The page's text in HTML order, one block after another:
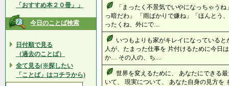
「おすすめ本２０冊」」
今日のことば検索
日付順で見る
（過去のことば）
全て見る(※探したい
「ことば」はコチラから)
「まったく不景気でいやになっちゃう
っ暗だわ」 「雨ばかりで嫌ね」「ほんとう
ったくね、外にで....
いつもよりも家がキレイになっている
人が、たまった仕事を 片付けるために今日
か… その人の、ち....
世界を変えるために、 あなたにできる
いて、 現実について、 あなた自身の見方を